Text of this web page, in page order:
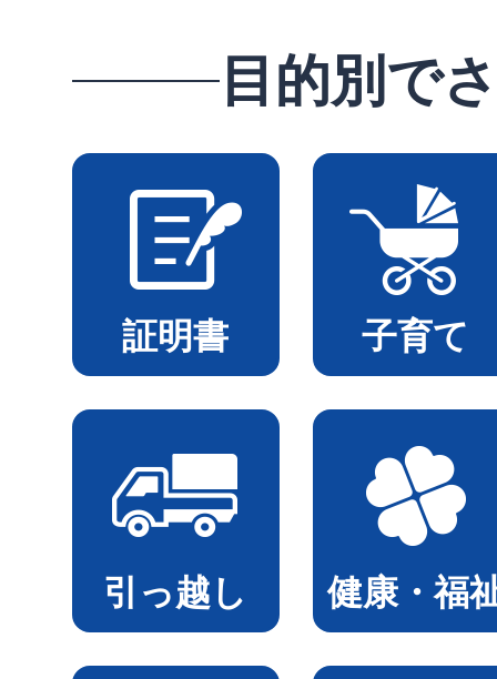
美作市で働いてみません
目的別で
証明書 子育て
引っ越し 健康・福